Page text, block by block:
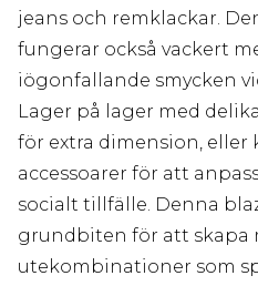
jeans och remklackar.
fungerar också vackert
iögonfallande smycken
Lager på lager med
för extra dimension, eller
accessoarer för att
socialt tillfälle. Denna
grundbiten för att skapa
utekombinationer som